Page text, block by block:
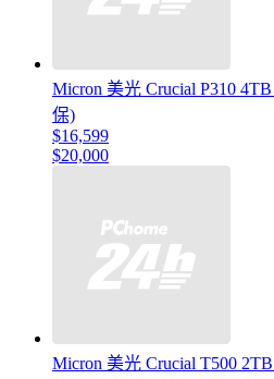
Micron 美光 Crucial P310
保)
$16,599
$20,000
Micron 美光 Crucial T500